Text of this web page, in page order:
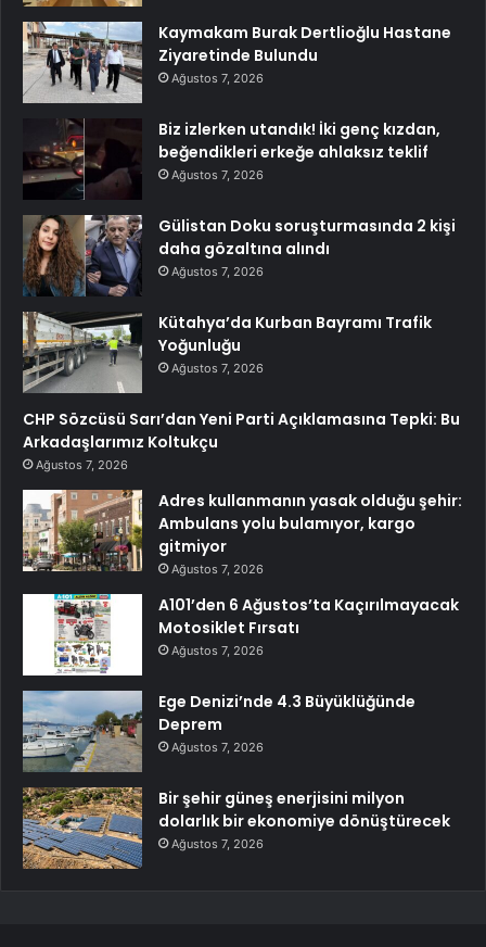
Kaymakam Burak Dertlioğlu Hastane
Ziyaretinde Bulundu
Ağustos 7, 2026
Biz izlerken utandık! İki genç kızdan,
beğendikleri erkeğe ahlaksız teklif
Ağustos 7, 2026
Gülistan Doku soruşturmasında 2 kişi
daha gözaltına alındı
Ağustos 7, 2026
Kütahya’da Kurban Bayramı Trafik
Yoğunluğu
Ağustos 7, 2026
CHP Sözcüsü Sarı’dan Yeni Parti Açıklamasına Tepki: Bu
Arkadaşlarımız Koltukçu
Ağustos 7, 2026
Adres kullanmanın yasak olduğu şehir:
Ambulans yolu bulamıyor, kargo
gitmiyor
Ağustos 7, 2026
A101’den 6 Ağustos’ta Kaçırılmayacak
Motosiklet Fırsatı
Ağustos 7, 2026
Ege Denizi’nde 4.3 Büyüklüğünde
Deprem
Ağustos 7, 2026
Bir şehir güneş enerjisini milyon
dolarlık bir ekonomiye dönüştürecek
Ağustos 7, 2026